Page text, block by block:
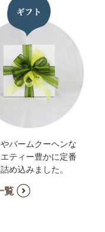
バームクーヘンな
ティー豊かに定番
め込みました。
覧